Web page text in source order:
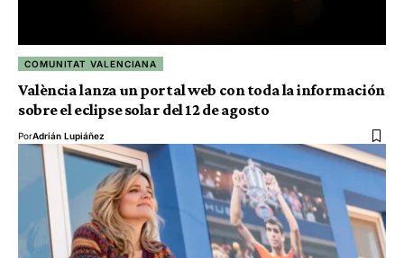
COMUNITAT VALENCIANA
València lanza un portal web con toda la información
sobre el eclipse solar del 12 de agosto
PorAdrián Lupiáñez